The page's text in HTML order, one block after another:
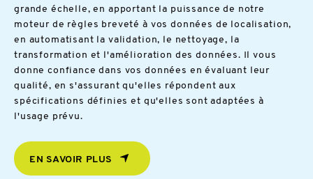
grande échelle, en apportant la puissance de notre
moteur de règles breveté à vos données de localisation,
en automatisant la validation, le nettoyage, la
transformation et l'amélioration des données. Il vous
donne confiance dans vos données en évaluant leur
qualité, en s'assurant qu'elles répondent aux
spécifications définies et qu'elles sont adaptées à
l'usage prévu.
EN SAVOIR PLUS